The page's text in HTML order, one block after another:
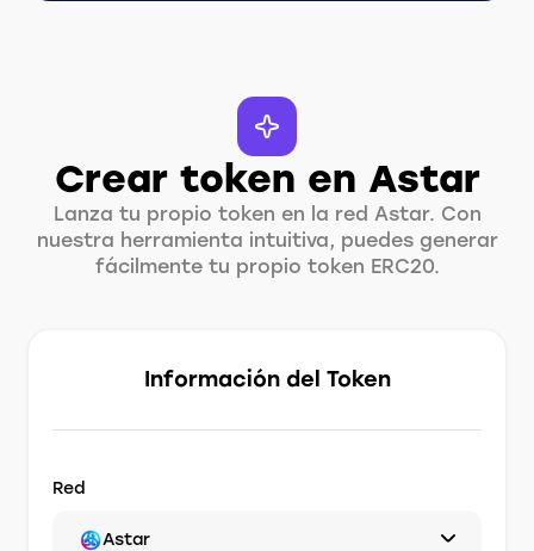
Crear token en Astar
Lanza tu propio token en la red Astar. Con
nuestra herramienta intuitiva, puedes generar
fácilmente tu propio token ERC20.
Información del Token
Red
Astar